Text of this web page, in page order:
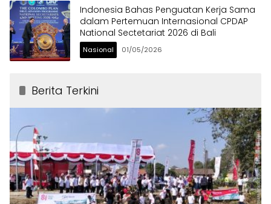
Indonesia Bahas Penguatan Kerja Sama
dalam Pertemuan Internasional CPDAP
National Sectetariat 2026 di Bali
Nasional 01/05/2026
Berita Terkini